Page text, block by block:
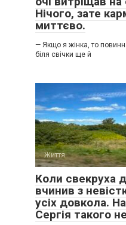
Нічого, зате
миттєво.
— Якщо я жінка, то
біля свічки ще й
Життя
Коли свекруха
вчинив з
усіх довкола.
Сергія такого